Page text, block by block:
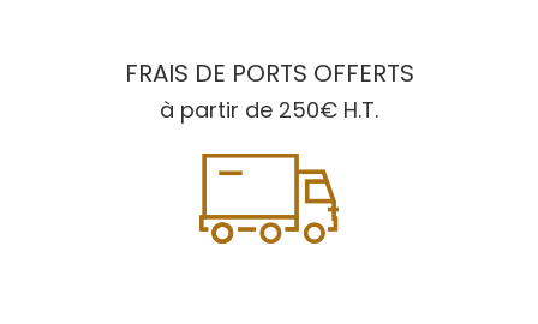
FRAIS DE PORTS OFFERTS
à partir de 250€ H.T.